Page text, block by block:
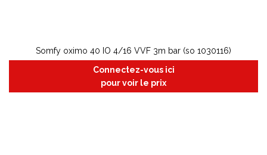
Somfy oximo 40 IO 4/16 VVF 3m bar (so 1030116)
Connectez-vous ici
pour voir le prix